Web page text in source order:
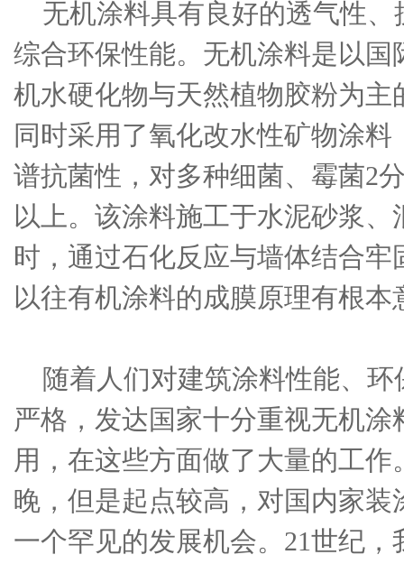
无机涂料具有良好的透气性、
综合环保性能。无机涂料是以
机水硬化物与天然植物胶粉为
同时采用了氧化改水性矿物涂
谱抗菌性，对多种细菌、霉菌2
以上。该涂料施工于水泥砂浆
时，通过石化反应与墙体结合
以往有机涂料的成膜原理有根本
随着人们对建筑涂料性能、环
严格，发达国家十分重视无机
用，在这些方面做了大量的工
晚，但是起点较高，对国内家
一个罕见的发展机会。21世纪